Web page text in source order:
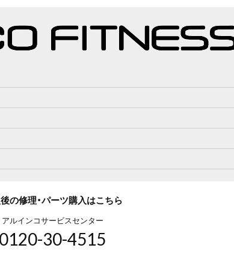
の修理・パーツ購入はこちら
アルインコサービスセンター
0120-30-4515